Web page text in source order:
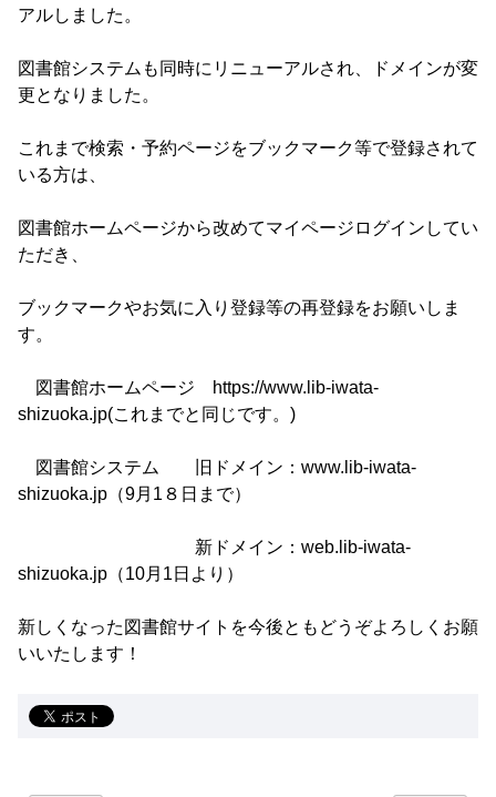
アルしました。
図書館システムも同時にリニューアルされ、ドメインが変
更となりました。
これまで検索・予約ページをブックマーク等で登録されて
いる方は、
図書館ホームページから改めてマイページログインしてい
ただき、
ブックマークやお気に入り登録等の再登録をお願いしま
す。
図書館ホームページ https://www.lib-iwata-
shizuoka.jp(これまでと同じです。)
図書館システム 旧ドメイン：www.lib-iwata-
shizuoka.jp（9月1８日まで）
新ドメイン：web.lib-iwata-
shizuoka.jp（10月1日より）
新しくなった図書館サイトを今後ともどうぞよろしくお願
いいたします！